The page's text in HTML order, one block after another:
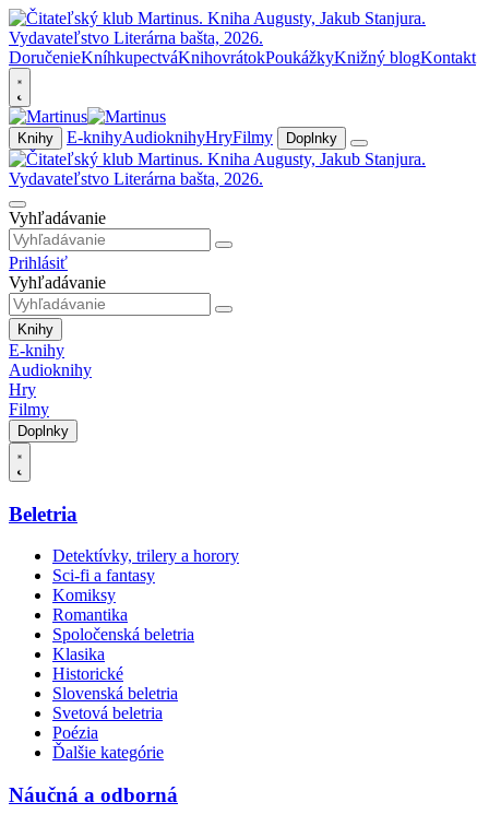
DoručenieKníhkupectváKnihovrátokPoukážkyKnižný blogKontakt
Knihy E-knihyAudioknihyHryFilmy Doplnky
Vyhľadávanie
Prihlásiť
Vyhľadávanie
Knihy
E-knihy
Audioknihy
Hry
Filmy
Doplnky
Beletria
Detektívky, trilery a horory
Sci-fi a fantasy
Komiksy
Romantika
Spoločenská beletria
Klasika
Historické
Slovenská beletria
Svetová beletria
Poézia
Ďalšie kategórie
Náučná a odborná